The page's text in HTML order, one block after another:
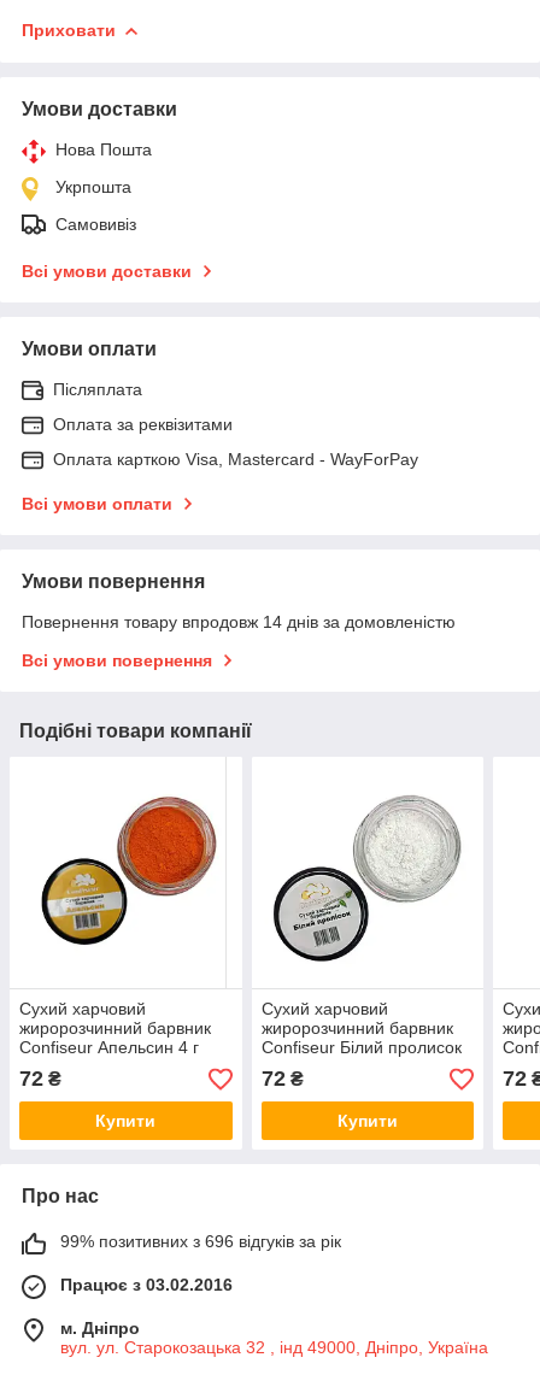
Приховати
Умови доставки
Нова Пошта
Укрпошта
Самовивіз
Всі умови доставки
Умови оплати
Післяплата
Оплата за реквізитами
Оплата карткою Visa, Mastercard - WayForPay
Всі умови оплати
Умови повернення
Повернення товару впродовж 14 днів за домовленістю
Всі умови повернення
Подібні товари компанії
Сухий харчовий
жиророзчинний барвник
Confiseur Апельсин 4 г
72 ₴
Купити
Сухий харчовий
жиророзчинний барвник
Confiseur Білий пролисок
4 г
72₴
Купити
4 г
72
Про нас
99% позитивних з 696 відгуків за рік
Працює з 03.02.2016
м. Дніпро
вул. ул. Старокозацька 32 , інд 49000, Дніпро, Україна